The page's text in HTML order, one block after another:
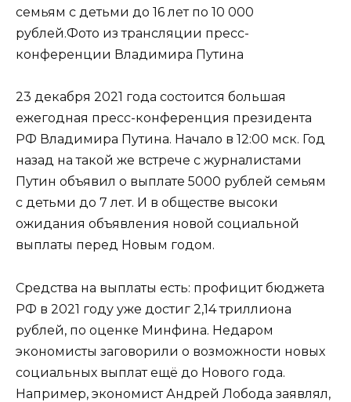
семьям с детьми до 16 лет по 10 000
рублей.Фото из трансляции пресс-
конференции Владимира Путина
23 декабря 2021 года состоится большая
ежегодная пресс-конференция президента
РФ Владимира Путина. Начало в 12:00 мск. Год
назад на такой же встрече с журналистами
Путин объявил о выплате 5000 рублей семьям
с детьми до 7 лет. И в обществе высоки
ожидания объявления новой социальной
выплаты перед Новым годом.
Средства на выплаты есть: профицит бюджета
РФ в 2021 году уже достиг 2,14 триллиона
рублей, по оценке Минфина. Недаром
экономисты заговорили о возможности новых
социальных выплат ещё до Нового года.
Например, экономист Андрей Лобода заявлял,